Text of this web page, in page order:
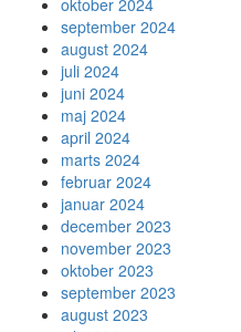
oktober 2024
september 2024
august 2024
juli 2024
juni 2024
maj 2024
april 2024
marts 2024
februar 2024
januar 2024
december 2023
november 2023
oktober 2023
september 2023
august 2023